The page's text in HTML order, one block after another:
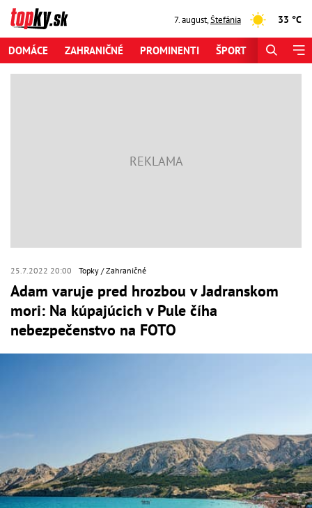
7. august,Štefánia 33 °C
DOMÁCE ZAHRANIČNÉ PROMINENTI ŠPORT
25.7.2022 20:00 Topky Zahraničné
Adam varuje pred hrozbou v Jadranskom
mori: Na kúpajúcich v Pule číha
nebezpečenstvo na FOTO